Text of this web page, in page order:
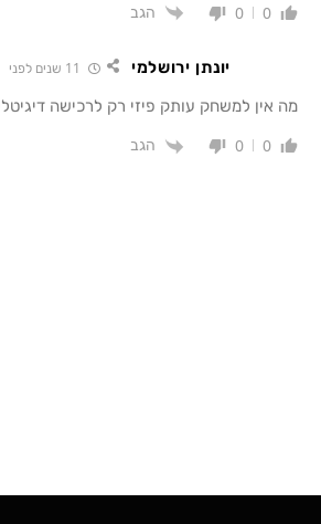
0
0 הגב
יונתן ירושלמי
מה אין למשחק עותק פיזי רק לרכישה
0
0 הגב